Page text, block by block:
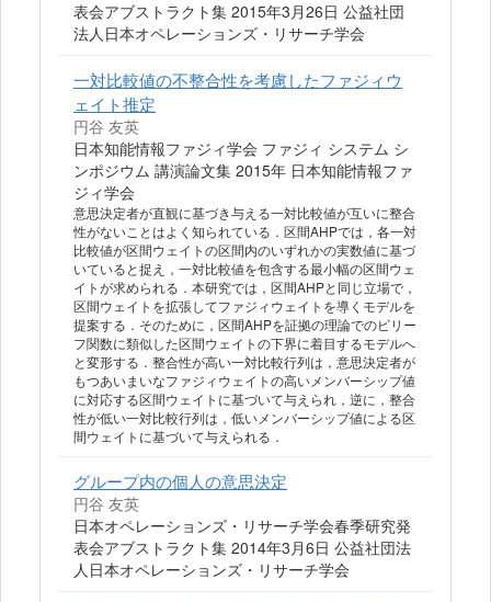
表会アブストラクト集 2015年3月26日 公益社団
法人日本オペレーションズ・リサーチ学会
一対比較値の不整合性を考慮したファジィウ
ェイト推定
円谷 友英
日本知能情報ファジィ学会 ファジィ システム シ
ンポジウム 講演論文集 2015年 日本知能情報ファ
ジィ学会
意思決定者が直観に基づき与える一対比較値が互いに整合
性がないことはよく知られている．区間AHPでは，各一対
比較値が区間ウェイトの区間内のいずれかの実数値に基づ
いていると捉え，一対比較値を包含する最小幅の区間ウェ
イトが求められる．本研究では，区間AHPと同じ立場で，
区間ウェイトを拡張してファジィウェイトを導くモデルを
提案する．そのために，区間AHPを証拠の理論でのビリー
フ関数に類似した区間ウェイトの下界に着目するモデルへ
と変形する．整合性が高い一対比較行列は，意思決定者が
もつあいまいなファジィウェイトの高いメンバーシップ値
に対応する区間ウェイトに基づいて与えられ，逆に，整合
性が低い一対比較行列は，低いメンバーシップ値による区
間ウェイトに基づいて与えられる．
グループ内の個人の意思決定
円谷 友英
日本オペレーションズ・リサーチ学会春季研究発
表会アブストラクト集 2014年3月6日 公益社団法
人日本オペレーションズ・リサーチ学会